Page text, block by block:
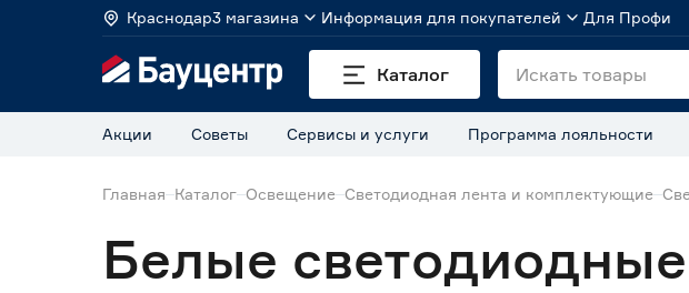
Краснодар3 магазина Информация для покупателей Для Профи
Каталог
Акции Советы Сервисы и услуги Программа лояльности
Главная Каталог Освещение Светодиодная лента и комплектующие
Белые